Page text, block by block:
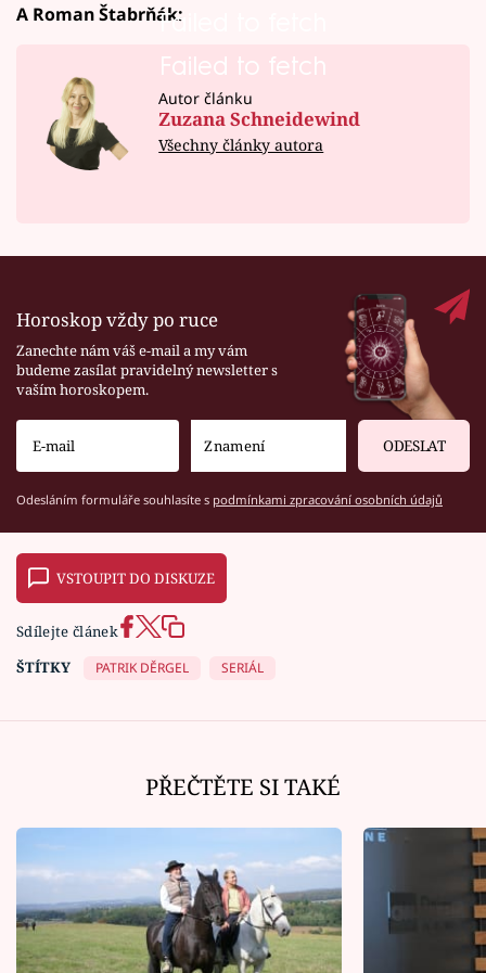
Failed to fetch
A Roman Štabrňák:
Failed to fetch
Autor článku
Zuzana Schneidewind
Všechny články autora
Horoskop vždy po ruce
Zanechte nám váš e-mail a my vám
budeme zasílat pravidelný newsletter s
vaším horoskopem.
ODESLAT
Odesláním formuláře souhlasíte s podmínkami zpracování osobních údajů
VSTOUPIT DO DISKUZE
Sdílejte článek
ŠTÍTKY
PATRIK DĚRGEL SERIÁL
PŘEČTĚTE SI TAKÉ